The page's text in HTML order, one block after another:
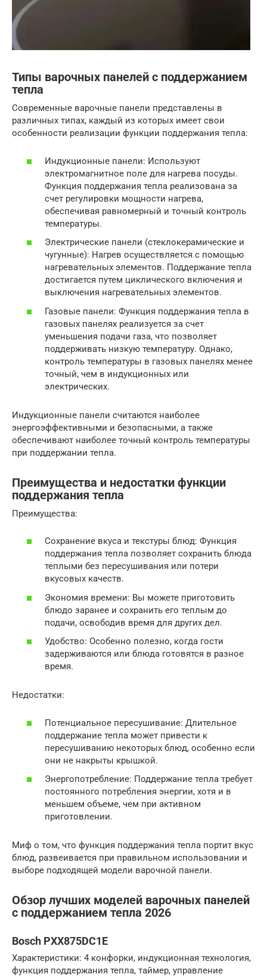
Типы варочных панелей с поддержанием
тепла
Современные варочные панели представлены в
различных типах, каждый из которых имеет свои
особенности реализации функции поддержания тепла:
Индукционные панели: Используют
электромагнитное поле для нагрева посуды.
Функция поддержания тепла реализована за
счет регулировки мощности нагрева,
обеспечивая равномерный и точный контроль
температуры.
Электрические панели (стеклокерамические и
чугунные): Нагрев осуществляется с помощью
нагревательных элементов. Поддержание тепла
достигается путем циклического включения и
выключения нагревательных элементов.
Газовые панели: Функция поддержания тепла в
газовых панелях реализуется за счет
уменьшения подачи газа, что позволяет
поддерживать низкую температуру. Однако,
контроль температуры в газовых панелях менее
точный, чем в индукционных или
электрических.
Индукционные панели считаются наиболее
энергоэффективными и безопасными, а также
обеспечивают наиболее точный контроль температуры
при поддержании тепла.
Преимущества и недостатки функции
поддержания тепла
Преимущества:
Сохранение вкуса и текстуры блюд: Функция
поддержания тепла позволяет сохранить блюда
теплыми без пересушивания или потери
вкусовых качеств.
Экономия времени: Вы можете приготовить
блюдо заранее и сохранить его теплым до
подачи, освободив время для других дел.
Удобство: Особенно полезно, когда гости
задерживаются или блюда готовятся в разное
время.
Недостатки:
Потенциальное пересушивание: Длительное
поддержание тепла может привести к
пересушиванию некоторых блюд, особенно если
они не накрыты крышкой.
Энергопотребление: Поддержание тепла требует
постоянного потребления энергии, хотя и в
меньшем объеме, чем при активном
приготовлении.
Миф о том, что функция поддержания тепла портит вкус
блюд, развеивается при правильном использовании и
выборе подходящей модели варочной панели.
Обзор лучших моделей варочных панелей
с поддержанием тепла 2026
Bosch PXX875DC1E
Характеристики: 4 конфорки, индукционная технология,
функция поддержания тепла, таймер, управление